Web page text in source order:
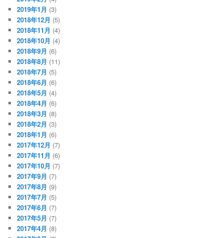
2019年1月 (3)
2018年12月 (5)
2018年11月 (4)
2018年10月 (4)
2018年9月 (6)
2018年8月 (11)
2018年7月 (5)
2018年6月 (6)
2018年5月 (4)
2018年4月 (6)
2018年3月 (8)
2018年2月 (3)
2018年1月 (6)
2017年12月 (7)
2017年11月 (6)
2017年10月 (7)
2017年9月 (7)
2017年8月 (9)
2017年7月 (5)
2017年6月 (7)
2017年5月 (7)
2017年4月 (8)